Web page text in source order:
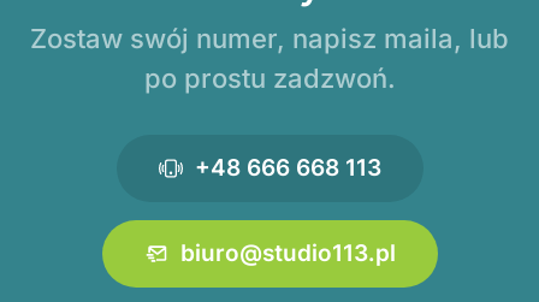
Zostaw swój numer, napisz maila, lub
po prostu zadzwoń.
+48 666 668 113
biuro@studio113.pl